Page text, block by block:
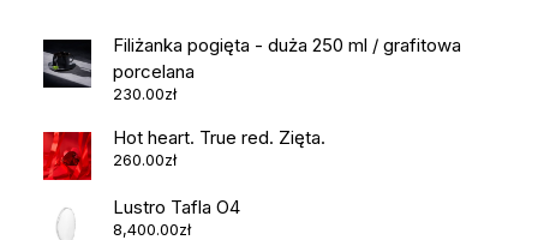
Filiżanka pogięta - duża 250 ml / grafitowa
porcelana
230.00zł
Hot heart. True red. Zięta.
260.00zł
Lustro Tafla O4
8,400.00zł